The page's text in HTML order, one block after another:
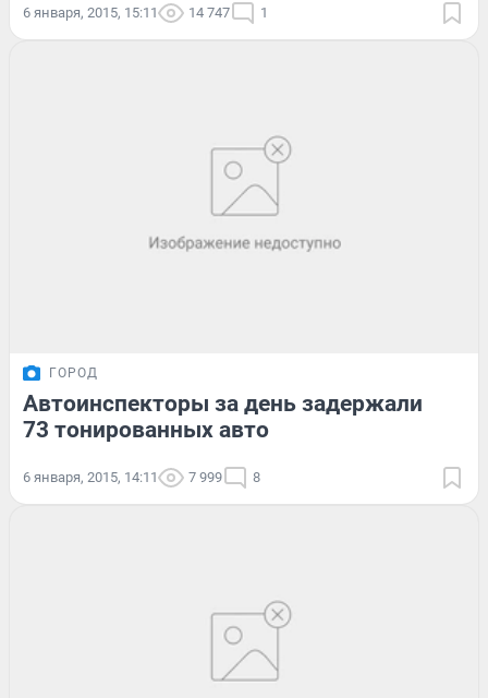
6 января, 2015, 15:11 14 747 1
ГОРОД
Автоинспекторы за день задержали
73 тонированных авто
6 января, 2015, 14:11 7 999 8